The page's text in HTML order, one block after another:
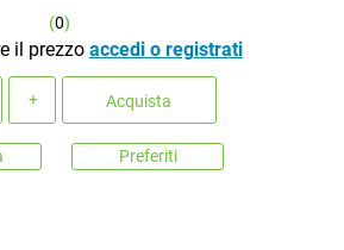
(0)
il prezzo accedi o registrati
Acquista
Preferiti